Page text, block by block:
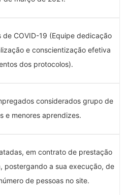
COVID-19 (Equipe dedicação
e conscientização efetiva
dos protocolos).
considerados grupo de
e menores aprendizes.
em contrato de prestação
postergando a sua execução, de
de pessoas no site.